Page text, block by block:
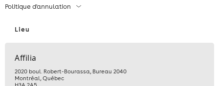
OCTOBRE
Politique d'annulation
Lieu
Affilia
2020 boul. Robert-Bourassa, Bureau 2040
Montréal,Québec